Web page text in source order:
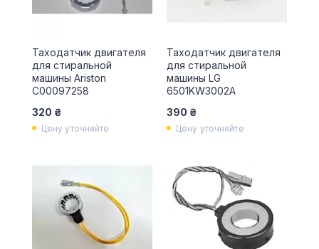
Таходатчик двигателя
для стиральной
машины Ariston
C00097258
320 ₴
Цену уточняйте
Таходатчик двигателя
для стиральной
машины LG
6501KW3002A
390 ₴
Цену уточняйте